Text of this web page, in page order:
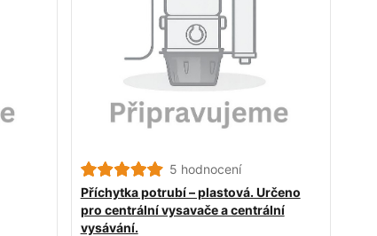
5 hodnocení
Příchytka potrubí – plastová. Určeno
pro centrální vysavače a centrální
vysávání.